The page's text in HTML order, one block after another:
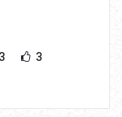
3